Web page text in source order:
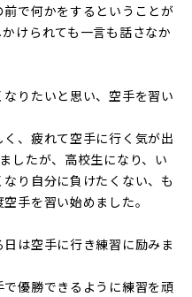
で何かをするということが
けられても一言も話さなか
りたいと思い、空手を習い
、疲れて空手に行く気が出
したが、高校生になり、い
り自分に負けたくない、も
手を習い始めました。
は空手に行き練習に励みま
優勝できるように練習を頑